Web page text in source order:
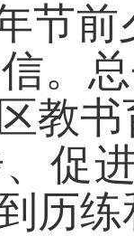
节
。
教
促
历